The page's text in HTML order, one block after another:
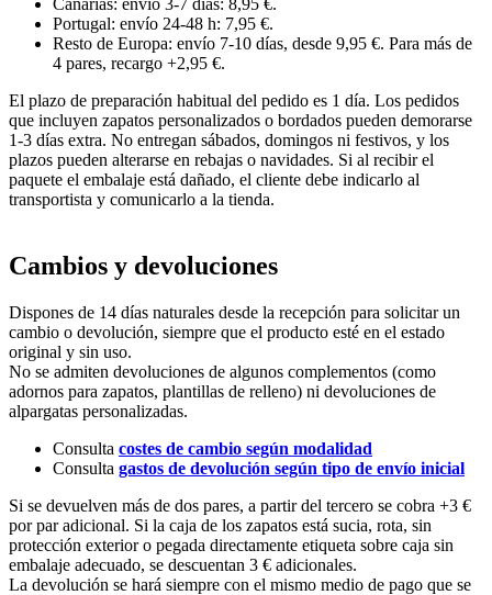
Canarias: envío 3-7 días: 8,95 €.
Portugal: envío 24-48 h: 7,95 €.
Resto de Europa: envío 7-10 días, desde 9,95 €. Para más de
4 pares, recargo +2,95 €.
El plazo de preparación habitual del pedido es 1 día. Los pedidos
que incluyen zapatos personalizados o bordados pueden demorarse
1-3 días extra. No entregan sábados, domingos ni festivos, y los
plazos pueden alterarse en rebajas o navidades. Si al recibir el
paquete el embalaje está dañado, el cliente debe indicarlo al
transportista y comunicarlo a la tienda.
Cambios y devoluciones
Dispones de 14 días naturales desde la recepción para solicitar un
cambio o devolución, siempre que el producto esté en el estado
original y sin uso.
No se admiten devoluciones de algunos complementos (como
adornos para zapatos, plantillas de relleno) ni devoluciones de
alpargatas personalizadas.
Consulta costes de cambio según modalidad
Consulta gastos de devolución según tipo de envío inicial
Si se devuelven más de dos pares, a partir del tercero se cobra +3 €
por par adicional. Si la caja de los zapatos está sucia, rota, sin
protección exterior o pegada directamente etiqueta sobre caja sin
embalaje adecuado, se descuentan 3 € adicionales.
La devolución se hará siempre con el mismo medio de pago que se